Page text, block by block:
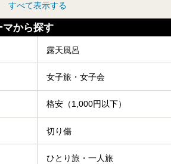
すべて表示する
から探す
露天風呂
女子旅・女子会
格安（1,000円以下）
切り傷
ひとり旅・一人旅